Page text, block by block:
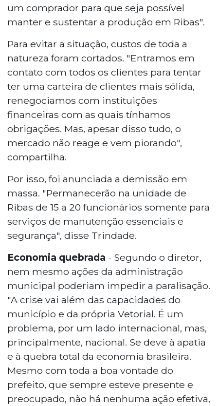
um comprador para que seja possível
manter e sustentar a produção em Ribas".
Para evitar a situação, custos de toda a
natureza foram cortados. "Entramos em
contato com todos os clientes para tentar
ter uma carteira de clientes mais sólida,
renegociamos com instituições
financeiras com as quais tínhamos
obrigações. Mas, apesar disso tudo, o
mercado não reage e vem piorando",
compartilha.
Por isso, foi anunciada a demissão em
massa. "Permanecerão na unidade de
Ribas de 15 a 20 funcionários somente para
serviços de manutenção essenciais e
segurança", disse Trindade.
Economia quebrada - Segundo o diretor,
nem mesmo ações da administração
municipal poderiam impedir a paralisação.
"A crise vai além das capacidades do
município e da própria Vetorial. É um
problema, por um lado internacional, mas,
principalmente, nacional. Se deve à apatia
e à quebra total da economia brasileira.
Mesmo com toda a boa vontade do
prefeito, que sempre esteve presente e
preocupado, não há nenhuma ação efetiva,